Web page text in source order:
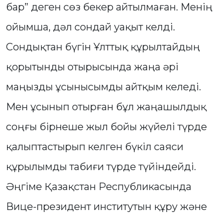
бар” деген сөз бекер айтылмаған. Менің
ойымша, дәл сондай уақыт келді.
Сондықтан бүгін Ұлттық құрылтайдың
қорытынды отырысында жаңа әрі
маңызды ұсынысымды айтқым келеді.
Мен ұсынып отырған бұл жаңашылдық
соңғы бірнеше жыл бойы жүйелі түрде
қалыптастырып келген бүкіл саяси
құрылымды табиғи түрде түйіндейді.
Әңгіме Қазақстан Республикасында
Вице-президент институтын құру және